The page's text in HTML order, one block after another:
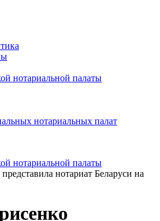
нотариальной палаты
нотариальных палат
нотариальной палаты
нотариат Беларуси на